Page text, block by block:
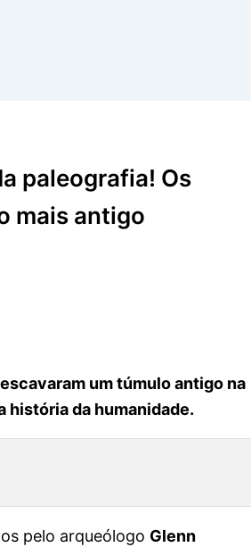
paleografia! Os
mais antigo
um túmulo antigo na
história da humanidade.
pelo arqueólogo Glenn